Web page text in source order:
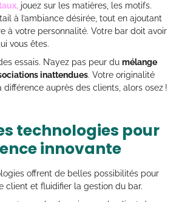
jouez sur les matières, les motifs.
à l’ambiance désirée, tout en ajoutant
à votre personnalité. Votre bar doit avoir
vous êtes.
essais. N’ayez pas peur du mélange
inattendues. Votre originalité
auprès des clients, alors osez !
technologies pour
innovante
offrent de belles possibilités pour
client et fluidifier la gestion du bar.